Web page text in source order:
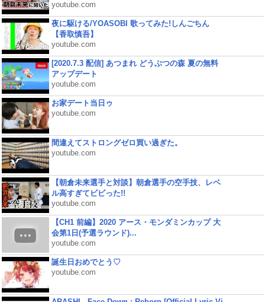
youtube.com
夜に駆ける/YOASOBI 歌ってみた!しんごちん
【香取慎吾】
youtube.com
[2020.7.3 配信] あつまれ どうぶつの森 夏の無料
アップデート
youtube.com
お家デート当日ゥ
youtube.com
間違えてストロングゼロ買い過ぎた。
youtube.com
【朝倉未来選手と対談】朝倉選手の空手技、レベ
ル高すぎてビビった!!
youtube.com
【CH1 前編】2020 アース・モンダミンカップ 大
会第1日(予選ラウンド)...
youtube.com
誕生日おめでとう♡
youtube.com